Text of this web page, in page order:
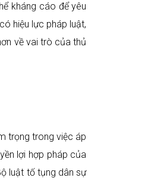
kháng cáo để yêu
hiệu lực pháp luật,
về vai trò của thủ
trọng trong việc áp
lợi hợp pháp của
luật tố tụng dân sự